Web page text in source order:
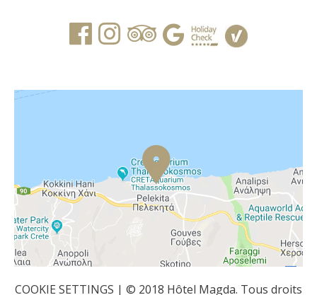
COOKIE SETTINGS | © 2018 Hôtel Magda. Tous droits